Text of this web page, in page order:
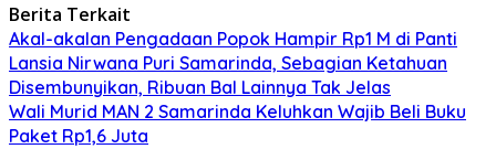
Berita Terkait
Akal-akalan Pengadaan Popok Hampir Rp1 M di Panti
Lansia Nirwana Puri Samarinda, Sebagian Ketahuan
Disembunyikan, Ribuan Bal Lainnya Tak Jelas
Wali Murid MAN 2 Samarinda Keluhkan Wajib Beli Buku
Paket Rp1,6 Juta